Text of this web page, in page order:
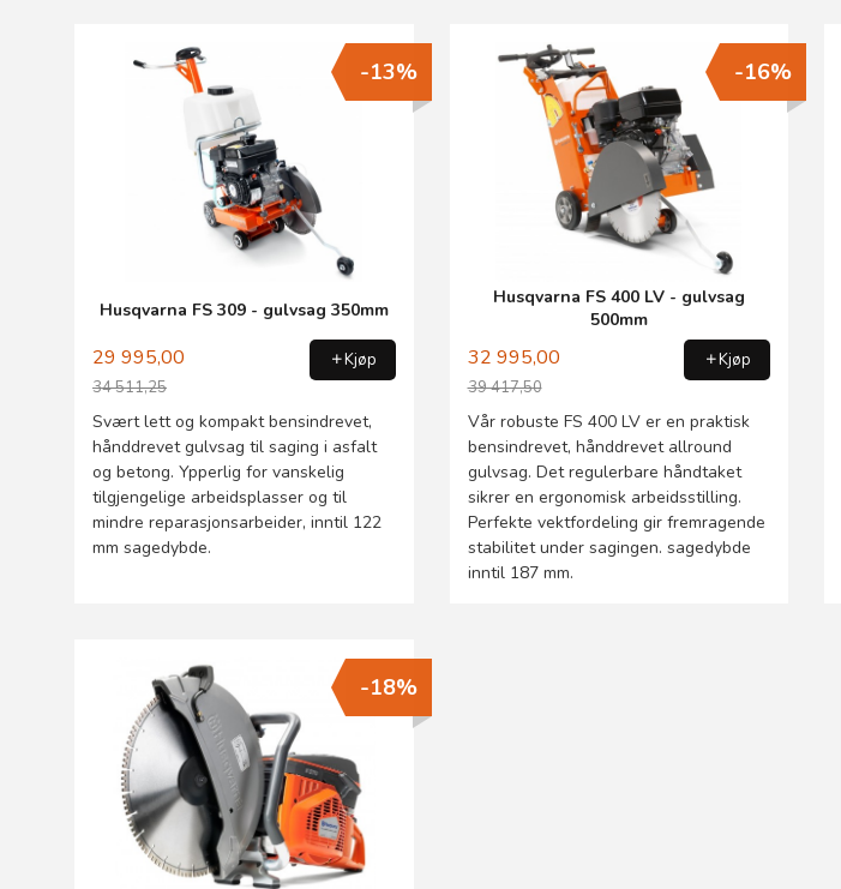
Husqvarna FS 309 - gulvsag 350mm
29 995,00
34 511,25
Rabatt
-13%
Kjøp
Svært lett og kompakt bensindrevet,
hånddrevet gulvsag til saging i asfalt
og betong. Ypperlig for vanskelig
tilgjengelige arbeidsplasser og til
mindre reparasjonsarbeider, inntil 122
mm sagedybde.
Husqvarna FS 400 LV - gulvsag
500mm
32 995,00
39 417,50
Rabatt
-16%
Kjøp
Vår robuste FS 400 LV er en praktisk
bensindrevet, hånddrevet allround
gulvsag. Det regulerbare håndtaket
sikrer en ergonomisk arbeidsstilling.
Perfekte vektfordeling gir fremragende
stabilitet under sagingen. sagedybde
inntil 187 mm.
-18%